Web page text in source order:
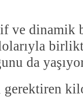
ve dinamik
da
gerektiren